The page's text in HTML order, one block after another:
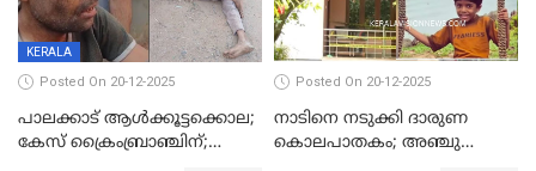
KERALA
Posted On 20-12-2025
പാലക്കാട് ആൾക്കൂട്ടക്കൊല;
കേസ് ക്രൈംബ്രാഞ്ചിന്;
Posted On 20-12-2025
നാടിനെ നടുക്കി ദാരുണ
കൊലപാതകം; അഞ്ചു